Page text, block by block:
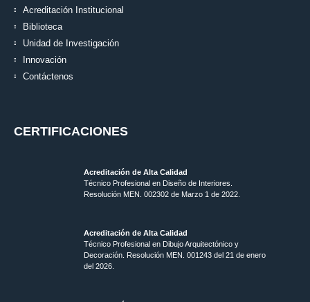
Acreditación Institucional
Biblioteca
Unidad de Investigación
Innovación
Contáctenos
CERTIFICACIONES
Acreditación de Alta Calidad
Técnico Profesional en Diseño de Interiores.
Resolución MEN. 002302 de Marzo 1 de 2022.
Acreditación de Alta Calidad
Técnico Profesional en Dibujo Arquitectónico y
Decoración. Resolución MEN. 001243 del 21 de enero
del 2026.